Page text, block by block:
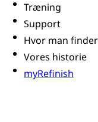
Træning
Support
Hvor man
Vores historie
myRefinish